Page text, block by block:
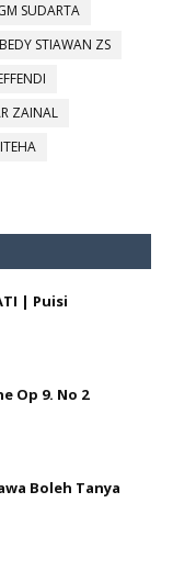
SUDARTA
STIAWAN ZS
ZAINAL
| Puisi
Op 9. No 2
Boleh Tanya